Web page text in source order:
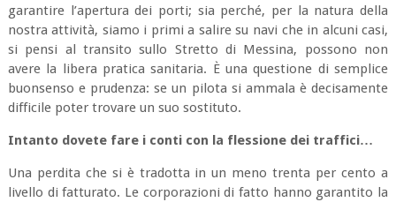
garantire l’apertura dei porti; sia perché, per la natura della
nostra attività, siamo i primi a salire su navi che in alcuni casi,
si pensi al transito sullo Stretto di Messina, possono non
avere la libera pratica sanitaria. È una questione di semplice
buonsenso e prudenza: se un pilota si ammala è decisamente
difficile poter trovare un suo sostituto.
Intanto dovete fare i conti con la flessione dei traffici…
Una perdita che si è tradotta in un meno trenta per cento a
livello di fatturato. Le corporazioni di fatto hanno garantito la